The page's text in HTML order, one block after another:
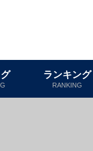
ランキング
RANKING